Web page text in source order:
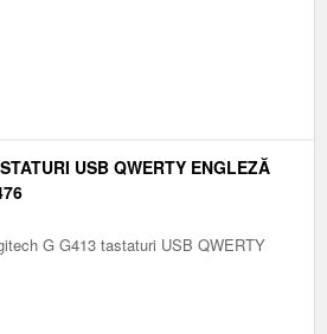
USB QWERTY ENGLEZĂ
G G413 tastaturi USB QWERTY